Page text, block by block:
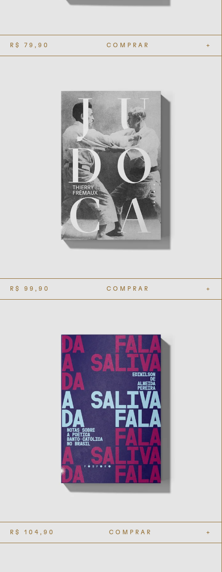
R$ 79,90 COMPRAR +
R$ 99,90 COMPRAR +
R$ 104,90 COMPRAR +